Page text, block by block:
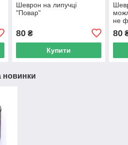
Шеврон на липучці
"Повар"
80₴
Купити
не
80
новинки